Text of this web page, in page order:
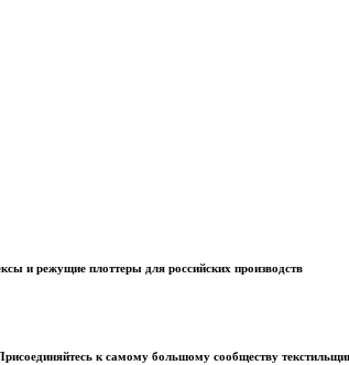
и режущие плоттеры для российских производств
к самому большому сообществу